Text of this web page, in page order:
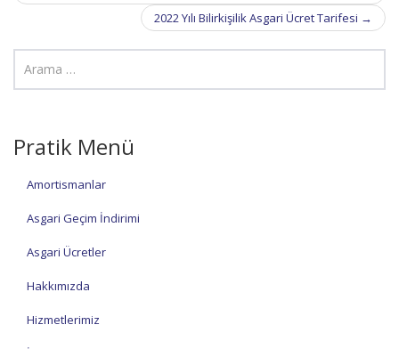
2022 Yılı Bilirkişilik Asgari Ücret Tarifesi →
Pratik Menü
Amortismanlar
Asgari Geçim İndirimi
Asgari Ücretler
Hakkımızda
Hizmetlerimiz